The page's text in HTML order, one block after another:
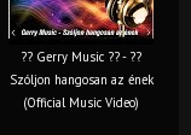
?? Gerry Music ?? - ??
Szóljon hangosan az ének
(Official Music Video)